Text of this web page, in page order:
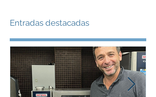
Entradas destacadas